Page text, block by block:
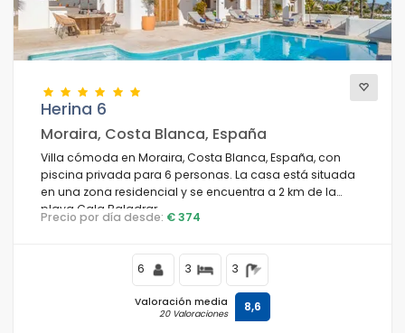
Herina 6
Moraira, Costa Blanca, España
Villa cómoda en Moraira, Costa Blanca, España, con
piscina privada para 6 personas. La casa está situada
en una zona residencial y se encuentra a 2 km de la
playa Cala Baladrar.
Precio por día desde: € 374
6 3 3
Valoración media
20 Valoraciones 8,6